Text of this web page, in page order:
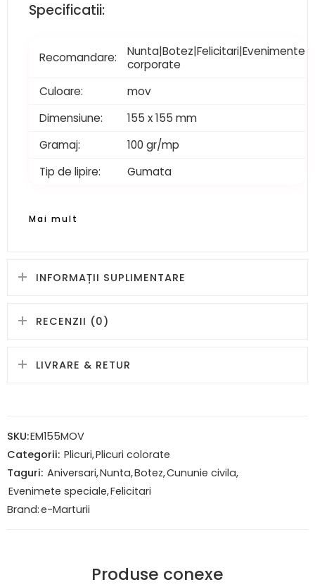
Specificatii:
Recomandare:
Nunta|Botez|Felicitari|Evenimente
corporate
Culoare:
mov
Dimensiune:
155 x 155 mm
Gramaj:
100 gr/mp
Tip de lipire:
Gumata
Mai mult
INFORMAȚII SUPLIMENTARE
RECENZII (0)
LIVRARE & RETUR
SKU:EM155MOV
Categorii: Plicuri,Plicuri colorate
Taguri: Aniversari,Nunta,Botez,Cununie civila,
Evenimete speciale,Felicitari
Brand:e-Marturii
Produse conexe